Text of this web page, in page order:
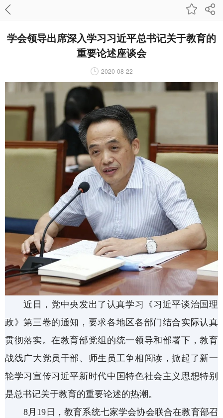
学会领导出席深入学习习近平总书记关于教育的
重要论述座谈会
2020-08-22
近日，党中央发出了认真学习《习近平谈治国理
政》第三卷的通知，要求各地区各部门结合实际认真
贯彻落实。在教育部党组的统一领导和部署下，教育
战线广大党员干部、师生员工争相阅读，掀起了新一
轮学习宣传习近平新时代中国特色社会主义思想特别
是总书记关于教育的重要论述的热潮。
8月19日，教育系统七家学会协会联合在教育部召